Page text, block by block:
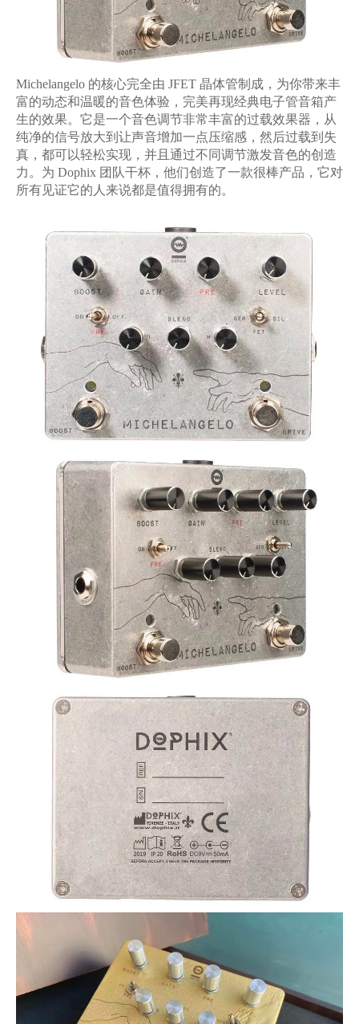
Michelangelo 的核心完全由 JFET 晶体管制成，为你带来丰
富的动态和温暖的音色体验，完美再现经典电子管音箱产
生的效果。它是一个音色调节非常丰富的过载效果器，从
纯净的信号放大到让声音增加一点压缩感，然后过载到失
真，都可以轻松实现，并且通过不同调节激发音色的创造
力。为 Dophix 团队干杯，他们创造了一款很棒产品，它对
所有见证它的人来说都是值得拥有的。